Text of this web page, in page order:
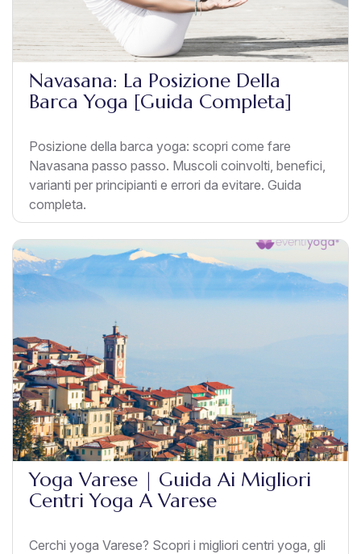
Navasana: La Posizione Della
Barca Yoga [Guida Completa]
Posizione della barca yoga: scopri come fare
Navasana passo passo. Muscoli coinvolti, benefici,
varianti per principianti e errori da evitare. Guida
completa.
Yoga Varese | Guida Ai Migliori
Centri Yoga A Varese
Cerchi yoga Varese? Scopri i migliori centri yoga, gli